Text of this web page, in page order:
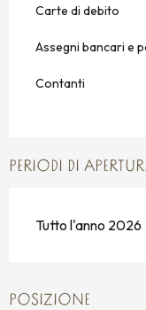
Carte di debito
Assegni bancari e
Contanti
PERIODI DI
Tutto l'anno 2026
POSIZIONE